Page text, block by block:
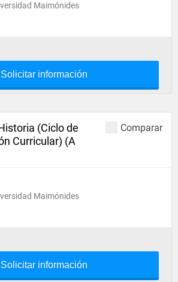
Maimónides
Solicitar información
Comparar
(Ciclo de
Curricular) (A
Maimónides
Solicitar información